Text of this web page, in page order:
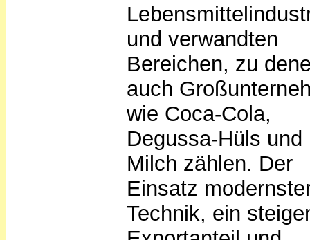
und verwandten
Bereichen, zu
auch
wie Coca-Cola,
Degussa-Hüls und
Milch zählen. Der
Einsatz
Technik, ein